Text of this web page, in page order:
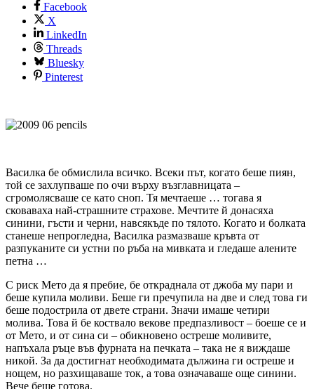
Facebook
X
LinkedIn
Threads
Bluesky
Pinterest
Василка бе обмислила всичко. Всеки път, когато беше пиян,
той се захлупваше по очи върху възглавницата –
сгромолясваше се като сноп. Тя мечтаеше … тогава я
сковаваха най-страшните страхове. Мечтите й донасяха
синини, гъсти и черни, навсякъде по тялото. Когато и болката
станеше непрогледна, Василка размазваше кръвта от
разпуканите си устни по ръба на мивката и гледаше алените
петна …
С риск Мето да я пребие, бе откраднала от джоба му пари и
беше купила моливи. Беше ги пречупила на две и след това ги
беше подострила от двете страни. Значи имаше четири
молива. Това й бе коствало векове предпазливост – боеше се и
от Мето, и от сина си – обикновено остреше моливите,
напъхала ръце във фурната на печката – така не я виждаше
никой. За да достигнат необходимата дължина ги остреше и
нощем, но разхищаваше ток, а това означаваше още синини.
Вече беше готова.